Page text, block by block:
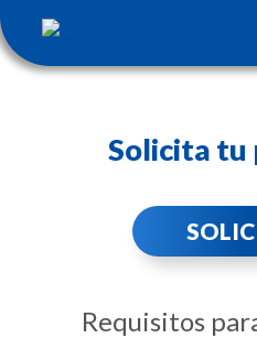
Solicita tu
Requisitos